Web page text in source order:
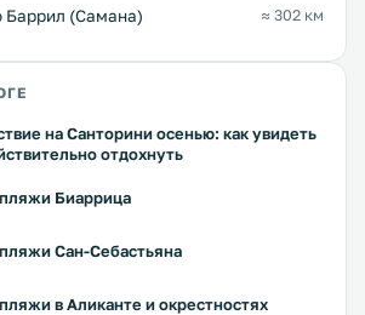
Баррил (Самана) ≈ 302 км
на Санторини осенью: как увидеть
отдохнуть
Биаррица
Сан-Себастьяна
в Аликанте и окрестностях